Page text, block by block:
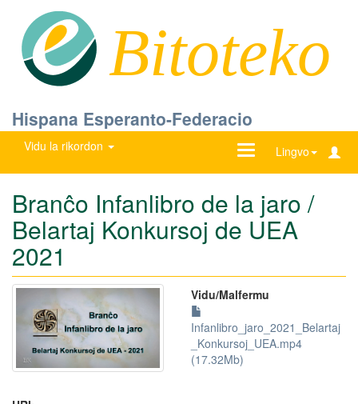
Bitoteko
Hispana Esperanto-Federacio
Vidu la rikordon Lingvo
Ŝanĝu
Branĉo Infanlibro de la jaro /
Belartaj Konkursoj de UEA
2021
Vidu/Malfermu
Infanlibro_jaro_2021_Belartaj
_Konkursoj_UEA.mp4
(17.32Mb)